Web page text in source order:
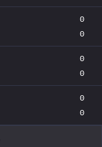
0
0
0
0
0
0